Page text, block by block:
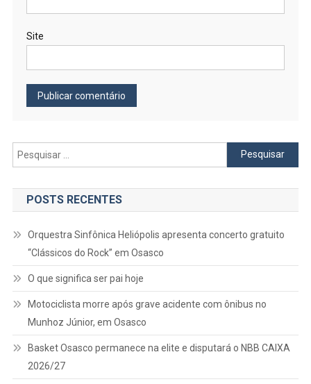
Site
Pesquisar
por:
POSTS RECENTES
Orquestra Sinfônica Heliópolis apresenta concerto gratuito
“Clássicos do Rock” em Osasco
O que significa ser pai hoje
Motociclista morre após grave acidente com ônibus no
Munhoz Júnior, em Osasco
Basket Osasco permanece na elite e disputará o NBB CAIXA
2026/27